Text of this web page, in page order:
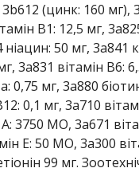
(цинк: 160 мг),
В1: 12,5 мг,
ніацин: 50 мг, 3a841
3a831 вітамін В6:
0,75 мг, 3a880
0,1 мг, 3a710
3750 МО, 3a671
Е: 50 МО, 3a300
99 мг.